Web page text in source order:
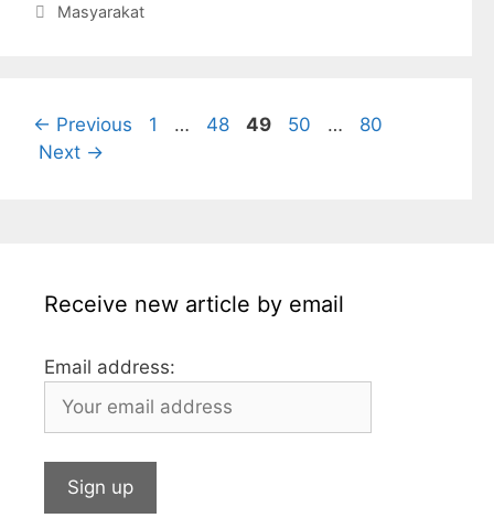
c
o
o
itt
g p n
Categories
Masyarakat
← Previous Page
1 … Page
48 Page
49 Page
50 … Page
80
Next →
Receive new article by email
Email address: